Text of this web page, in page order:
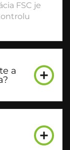
FSC je
a